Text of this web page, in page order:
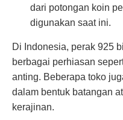
dari potongan koin
digunakan saat ini.
Di Indonesia, perak 925
berbagai perhiasan
anting. Beberapa toko
dalam bentuk batangan
kerajinan.